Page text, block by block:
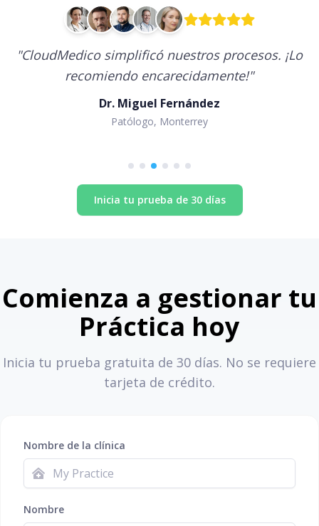
"CloudMedico simplificó nuestros procesos. ¡Lo
recomiendo encarecidamente!"
Dr. Miguel Fernández
Patólogo, Monterrey
Inicia tu prueba de 30 días
Comienza a gestionar tu
Práctica hoy
Inicia tu prueba gratuita de 30 días. No se requiere
tarjeta de crédito.
Nombre de la clínica
Nombre